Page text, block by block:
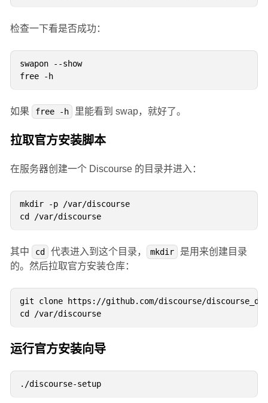
检查一下看是否成功：
swapon --show
free -h
如果 free -h 里能看到 swap，就好了。
拉取官方安装脚本
在服务器创建一个 Discourse 的目录并进入：
mkdir -p /var/discourse
cd /var/discourse
其中 cd 代表进入到这个目录， mkdir
是用来创建目录
的。然后拉取官方安装仓库：
git clone https://github.com/discourse/
cd /var/discourse
运行官方安装向导
./discourse-setup